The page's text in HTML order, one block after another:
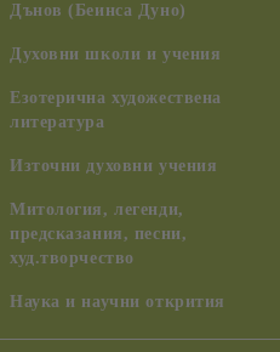
Дънов (Беинса Дуно)
Духовни школи и учения
Езотерична художествена
литература
Източни духовни учения
Митология, легенди,
предсказания, песни,
худ.творчество
Наука и научни открития